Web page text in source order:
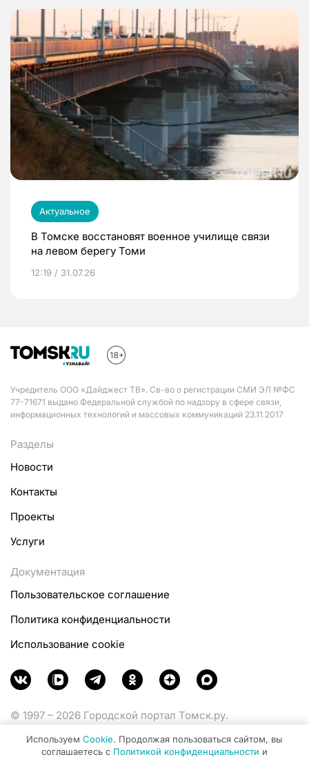
Актуальное
В Томске восстановят военное училище связи
на левом берегу Томи
12:19 / 31.07.26
Учредитель ООО «Дайджест ТВ». Св-во о регистрации СМИ ЭЛ №ФС
77-71671 выдано Федеральной службой по надзору в сфере связи,
информационных технологий и массовых коммуникаций 23.11.2017
Разделы
Новости
Контакты
Проекты
Услуги
Документация
Пользовательское соглашение
Политика конфиденциальности
Использование cookie
© 1997 – 2026 Городской портал Томск.ру.
Министерства цифрового развития, связи и массовых
Используем Cookie. Продолжая пользоваться сайтом, вы
соглашаетесь с Политикой конфиденциальности и